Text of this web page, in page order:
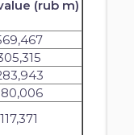
(rub m)
117,371